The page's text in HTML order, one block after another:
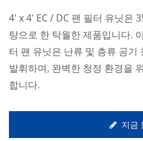
4' x 4' EC / DC 팬 필터 유닛은
탕으로 한 탁월한 제품입니다.
터 팬 유닛은 난류 및 층류 공기
발휘하며, 완벽한 청정 환경을
합니다.
지금